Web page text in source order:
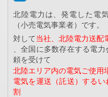
北陸電力は、発電した電
（小売電気事業者）です。
対して当社、北陸電力送配
、全国に多数存在する電
頼を受けて
北陸エリア内の電気ご使用
電気を運送（託送）する
割